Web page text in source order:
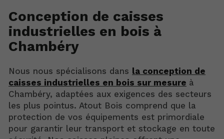
Conception de caisses
industrielles en bois à
Chambéry
Nous nous spécialisons dans la conception de
caisses industrielles en bois sur mesure à
Chambéry, adaptées aux exigences des secteurs
les plus pointus. Atout Bois comprend que la
protection de vos équipements est primordiale
pour garantir leur transport et stockage en toute